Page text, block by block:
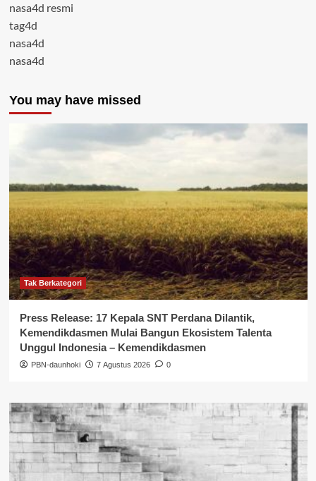
nasa4d resmi
tag4d
nasa4d
nasa4d
You may have missed
Tak Berkategori
Press Release: 17 Kepala SNT Perdana Dilantik,
Kemendikdasmen Mulai Bangun Ekosistem Talenta
Unggul Indonesia – Kemendikdasmen
PBN-daunhoki 7 Agustus 2026 0